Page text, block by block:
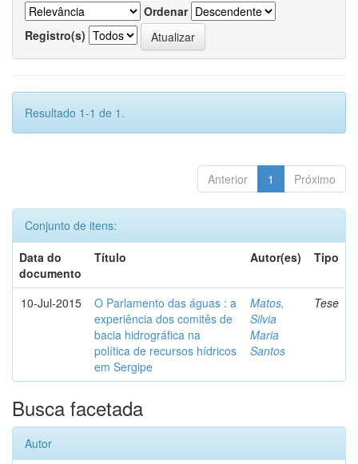
Ordenar
Registro(s)
Resultado 1-1 de 1.
Anterior 1 Próximo
Conjunto de itens:
Data do
documento
Título Autor(es) Tipo
10-Jul-2015
O Parlamento das águas : a
experiência dos comitês de
bacia hidrográfica na
política de recursos hídricos
em Sergipe
Matos,
Silvia
Maria
Santos
Tese
Busca facetada
Autor